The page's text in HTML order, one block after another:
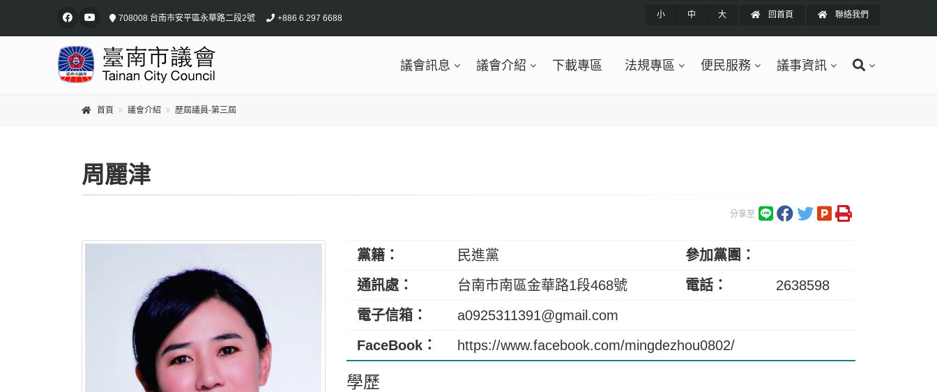
708008 台南市安平區永華路二段2號 +886 6 297 6688 小 中 大 回首頁 聯絡我們
議會訊息 議會介紹 下載專區 法規專區 便民服務 議事資訊
首頁 議會介紹 歷屆議員-第三屆
周麗津
分享至
黨籍： 民進黨
參加黨團：
通訊處：
台南市南區金華路1段468號 電話：
2638598
電子信箱：
a0925311391@gmail.com
FaceBook：
https://www.facebook.com/mingdezhou0802/
學歷